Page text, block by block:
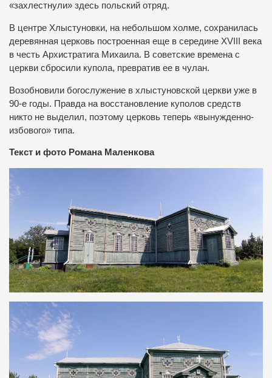
«захлестнули» здесь польский отряд.
В центре Хлыстуновки, на небольшом холме, сохранилась
деревянная церковь построенная еще в середине XVIII века
в честь Архистратига Михаила. В советские времена с
церкви сбросили купола, превратив ее в чулан.
Возобновили богослужение в хлыстуновской церкви уже в
90-е годы. Правда на восстановление куполов средств
никто не выделил, поэтому церковь теперь «вынужденно-
избового» типа.
Текст и фото Романа Маленкова